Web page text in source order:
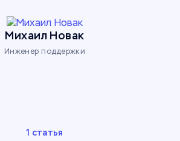
Михаил Новак
Инженер поддержки
1 статья